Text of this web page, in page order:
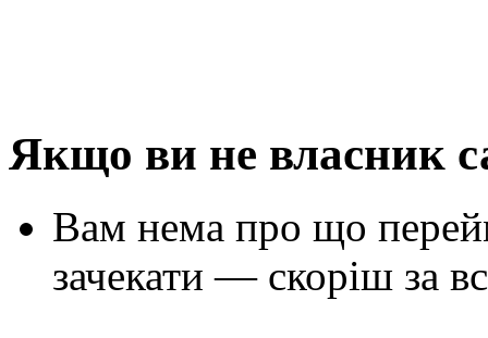
Якщо ви не власник
Вам нема про що
зачекати — скоріш за